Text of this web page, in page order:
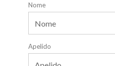
Nome
Apelido